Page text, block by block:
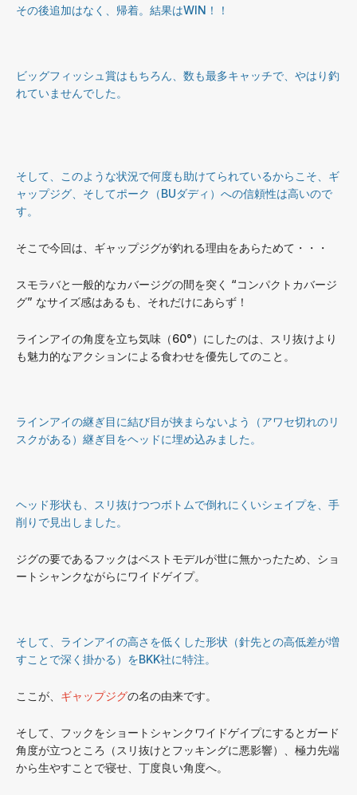
その後追加はなく、帰着。結果はWIN！！
ビッグフィッシュ賞はもちろん、数も最多キャッチで、やはり釣
れていませんでした。
そして、このような状況で何度も助けてられているからこそ、ギ
ャップジグ、そしてポーク（BUダディ）への信頼性は高いので
す。
そこで今回は、ギャップジグが釣れる理由をあらためて・・・
スモラバと一般的なカバージグの間を突く “コンパクトカバージ
グ” なサイズ感はあるも、それだけにあらず！
ラインアイの角度を立ち気味（60°）にしたのは、スリ抜けより
も魅力的なアクションによる食わせを優先してのこと。
ラインアイの継ぎ目に結び目が挟まらないよう（アワセ切れのリ
スクがある）継ぎ目をヘッドに埋め込みました。
ヘッド形状も、スリ抜けつつボトムで倒れにくいシェイプを、手
削りで見出しました。
ジグの要であるフックはベストモデルが世に無かったため、ショ
ートシャンクながらにワイドゲイプ。
そして、ラインアイの高さを低くした形状（針先との高低差が増
すことで深く掛かる）をBKK社に特注。
ここが、 ギャップジグの名の由来です。
そして、フックをショートシャンクワイドゲイプにするとガード
角度が立つところ（スリ抜けとフッキングに悪影響）、極力先端
から生やすことで寝せ、丁度良い角度へ。